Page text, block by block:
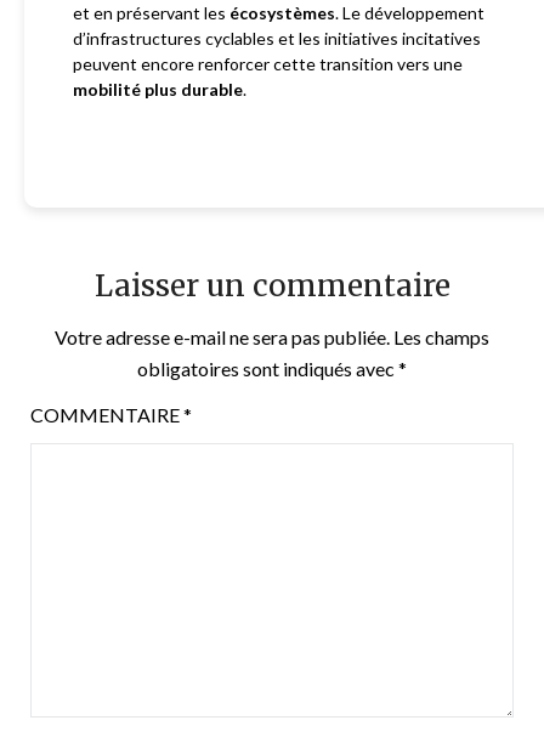
et en préservant les écosystèmes. Le développement
d’infrastructures cyclables et les initiatives incitatives
peuvent encore renforcer cette transition vers une
mobilité plus durable.
Laisser un commentaire
Votre adresse e-mail ne sera pas publiée. Les champs
obligatoires sont indiqués avec *
COMMENTAIRE*